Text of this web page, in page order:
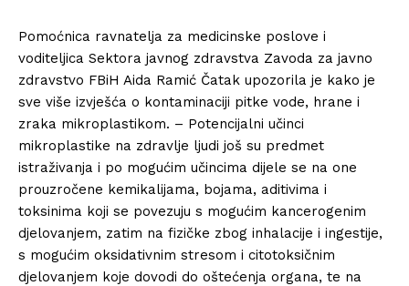
Pomoćnica ravnatelja za medicinske poslove i
voditeljica Sektora javnog zdravstva Zavoda za javno
zdravstvo FBiH Aida Ramić Čatak upozorila je kako je
sve više izvješća o kontaminaciji pitke vode, hrane i
zraka mikroplastikom. – Potencijalni učinci
mikroplastike na zdravlje ljudi još su predmet
istraživanja i po mogućim učincima dijele se na one
prouzročene kemikalijama, bojama, aditivima i
toksinima koji se povezuju s mogućim kancerogenim
djelovanjem, zatim na fizičke zbog inhalacije i ingestije,
s mogućim oksidativnim stresom i citotoksičnim
djelovanjem koje dovodi do oštećenja organa, te na